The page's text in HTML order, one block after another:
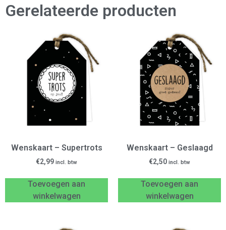
Gerelateerde producten
Wenskaart – Supertrots
€2,99 incl. btw
Toevoegen aan
winkelwagen
Wenskaart – Geslaagd
€2,50 incl. btw
Toevoegen aan
winkelwagen